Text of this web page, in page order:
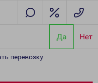
Да Нет
перевозку